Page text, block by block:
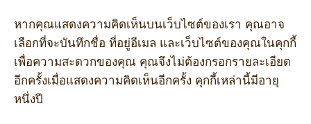
หากคุณแสดงความคิดเห็นบนเว็บไซต์ของเรา คุณอาจ
เลือกที่จะบันทึกชื่อ ที่อยู่อีเมล และเว็บไซต์ของคุณในคุกกี้
เพื่อความสะดวกของคุณ คุณจึงไม่ต้องกรอกรายละเอียด
อีกครั้งเมื่อแสดงความคิดเห็นอีกครั้ง คุกกี้เหล่านี้มีอายุ
หนึ่งปี